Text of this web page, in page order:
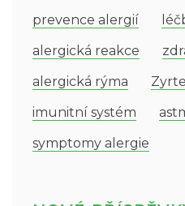
prevence alergií
alergická reakce
alergická rýma
imunitní systém
symptomy alergie